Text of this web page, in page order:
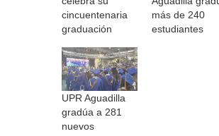
cincuentenaria
graduación
más de 240
estudiantes
UPR Aguadilla
gradúa a 281
nuevos